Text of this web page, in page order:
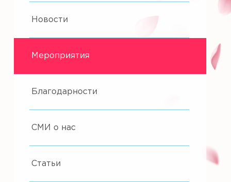
Новости
Мероприятия
Благодарности
СМИ о нас
Статьи